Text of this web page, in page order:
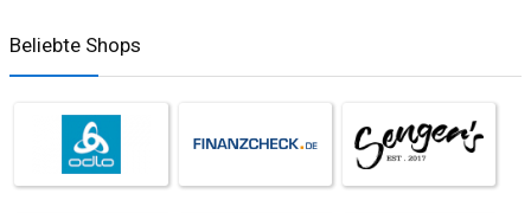
Beliebte Shops